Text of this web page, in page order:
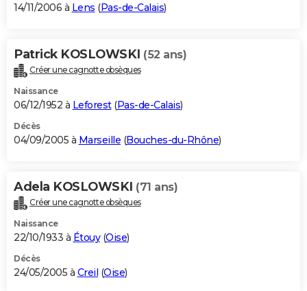
14/11/2006 à Lens (Pas-de-Calais)
Patrick KOSLOWSKI (52 ans)
Créer une cagnotte obsèques
Naissance
06/12/1952 à Leforest(Pas-de-Calais)
Décès
04/09/2005 à Marseille (Bouches-du-Rhône)
Adela KOSLOWSKI (71 ans)
Créer une cagnotte obsèques
Naissance
22/10/1933 à Étouy(Oise)
Décès
24/05/2005 à Creil (Oise)